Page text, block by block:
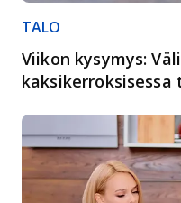
TALO
Viikon kysymys:
kaksikerroksisessa